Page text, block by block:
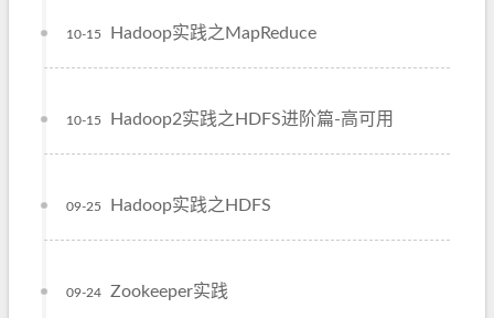
Hadoop实践之MapReduce
10-15
Hadoop2实践之HDFS进阶篇-高可用
10-15
Hadoop实践之HDFS
09-25
Zookeeper实践
09-24